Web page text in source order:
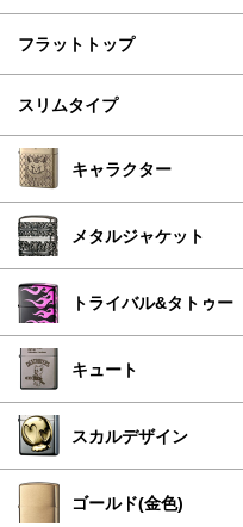
フラットトップ
スリムタイプ
キャラクター
メタルジャケット
トライバル&タトゥー
キュート
スカルデザイン
ゴールド(金色)